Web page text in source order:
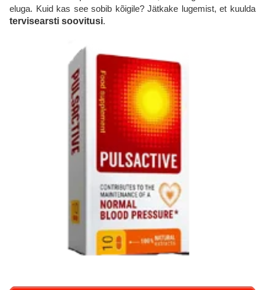
eluga. Kuid kas see sobib kõigile? Jätkake lugemist, et kuulda
tervisearsti soovitusi.